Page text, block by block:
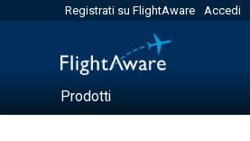
Registrati su FlightAware Accedi
Prodotti